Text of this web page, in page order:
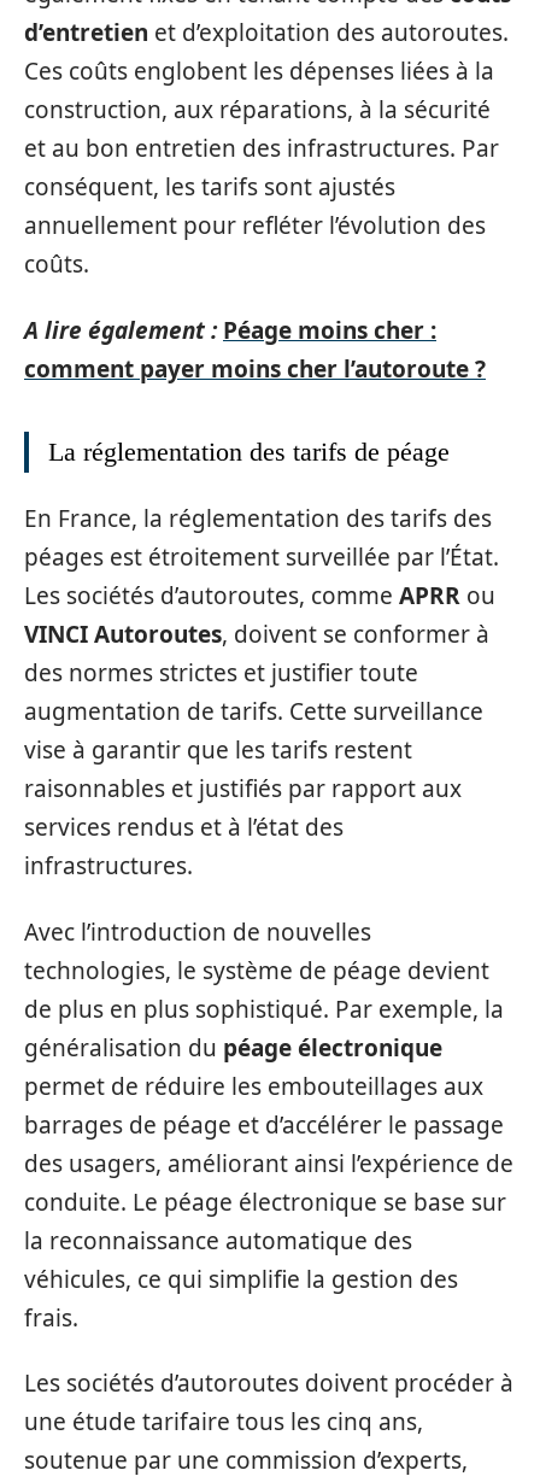
d’entretien et d’exploitation des autoroutes.
Ces coûts englobent les dépenses liées à la
construction, aux réparations, à la sécurité
et au bon entretien des infrastructures. Par
conséquent, les tarifs sont ajustés
annuellement pour refléter l’évolution des
coûts.
A lire également : Péage moins cher :
comment payer moins cher l’autoroute ?
La réglementation des tarifs de péage
En France, la réglementation des tarifs des
péages est étroitement surveillée par l’État.
Les sociétés d’autoroutes, comme APRR ou
VINCI Autoroutes, doivent se conformer à
des normes strictes et justifier toute
augmentation de tarifs. Cette surveillance
vise à garantir que les tarifs restent
raisonnables et justifiés par rapport aux
services rendus et à l’état des
infrastructures.
Avec l’introduction de nouvelles
technologies, le système de péage devient
de plus en plus sophistiqué. Par exemple, la
généralisation du péage électronique
permet de réduire les embouteillages aux
barrages de péage et d’accélérer le passage
des usagers, améliorant ainsi l’expérience de
conduite. Le péage électronique se base sur
la reconnaissance automatique des
véhicules, ce qui simplifie la gestion des
frais.
Les sociétés d’autoroutes doivent procéder à
une étude tarifaire tous les cinq ans,
soutenue par une commission d’experts,